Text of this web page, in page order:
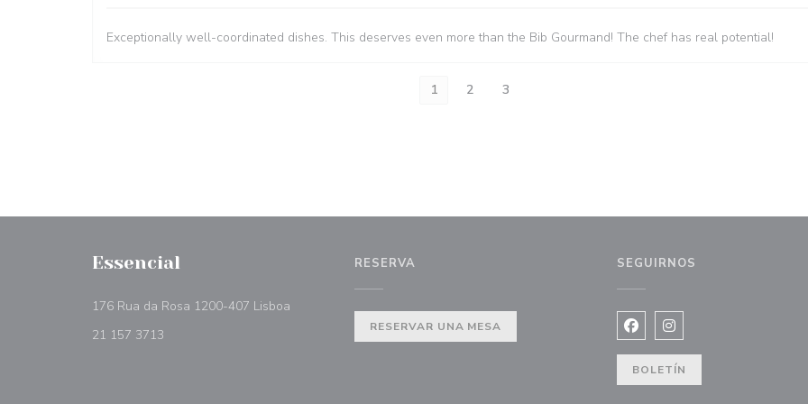
Exceptionally well-coordinated dishes. This deserves even more than the Bib Gourmand! The chef has real potential!
1 2 3
Essencial
176 Rua da Rosa 1200-407 Lisboa
21 157 3713
RESERVA
RESERVAR UNA MESA
SEGUIRNOS
Facebook ((abre en una
Instagram ((abre en
BOLETÍN